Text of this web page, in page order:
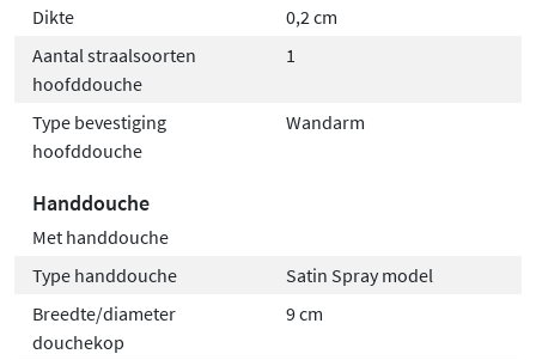
Dikte
0,2 cm
Aantal straalsoorten
hoofddouche
1
Type bevestiging
hoofddouche
Wandarm
Handdouche
Met handdouche
Type handdouche
Satin Spray model
Breedte/diameter
douchekop
9 cm